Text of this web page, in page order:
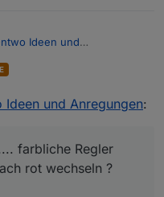
Ideen und
mit Led?
farbliche Regler ?......die
und Anregungen:
farbliche Regler
rot wechseln ?